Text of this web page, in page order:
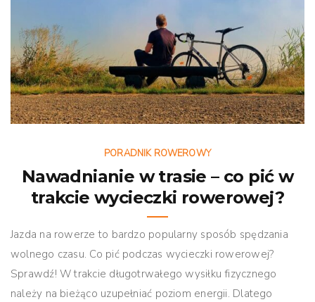
PORADNIK ROWEROWY
Nawadnianie w trasie – co pić w
trakcie wycieczki rowerowej?
Jazda na rowerze to bardzo popularny sposób spędzania
wolnego czasu. Co pić podczas wycieczki rowerowej?
Sprawdź! W trakcie długotrwałego wysiłku fizycznego
należy na bieżąco uzupełniać poziom energii. Dlatego